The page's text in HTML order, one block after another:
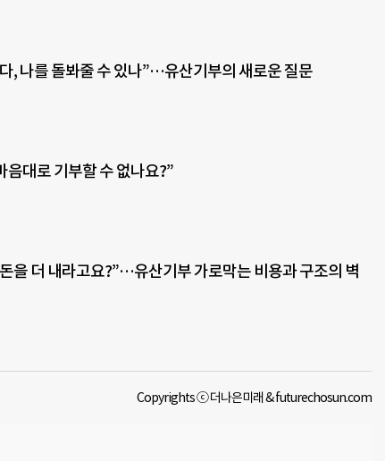
, 나를 돌봐줄 수 있나”…유산기부의 새로운 질문
음대로 기부할 수 없나요?”
을 더 내라고요?”…유산기부 가로막는 비용과 구조의 벽
Copyrights ⓒ 더나은미래 & futurechosun.com